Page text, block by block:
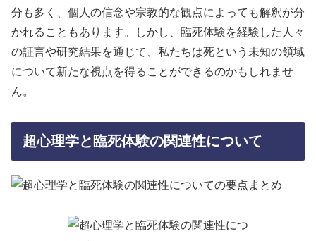
分も多く、個人の信念や宗教的な観点によっても解釈が分
かれることもあります。しかし、臨死体験を経験した人々
の証言や研究結果を通じて、私たちは死という未知の領域
について新たな視点を得ることができるのかもしれませ
ん。
超心理学と臨死体験の関連性について